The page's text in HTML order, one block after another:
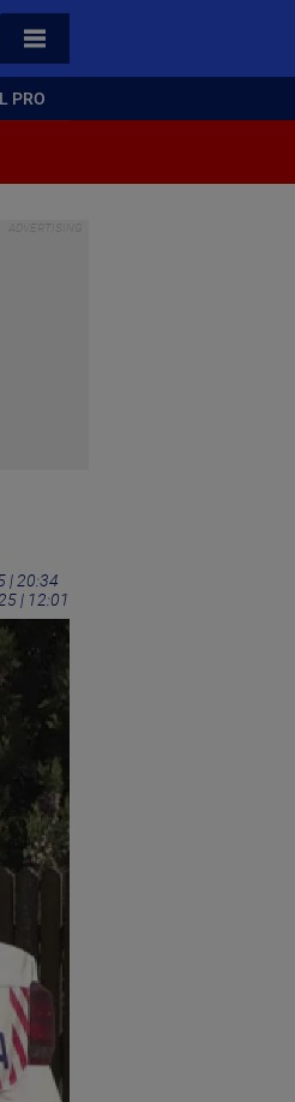
TOATE CATEGORIILE
PRO
| 20:34
| 12:01